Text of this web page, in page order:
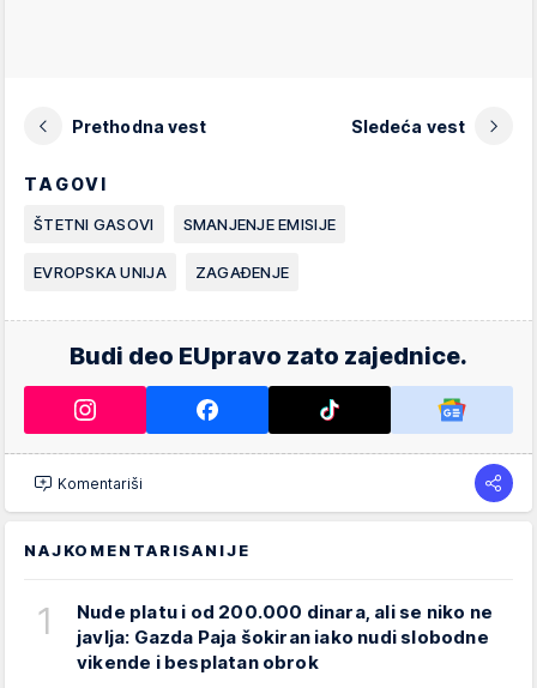
Prethodna vest Sledeća vest
TAGOVI
ŠTETNI GASOVI SMANJENJE EMISIJE
EVROPSKA UNIJA ZAGAĐENJE
Budi deo EUpravo zato zajednice.
Komentariši
NAJKOMENTARISANIJE
1
Nude platu i od 200.000 dinara, ali se niko ne
javlja: Gazda Paja šokiran iako nudi slobodne
vikende i besplatan obrok